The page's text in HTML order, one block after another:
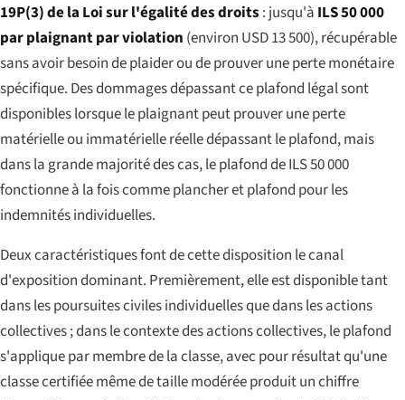
19P(3) de la Loi sur l'égalité des droits : jusqu'à ILS 50 000
par plaignant par violation (environ USD 13 500), récupérable
sans avoir besoin de plaider ou de prouver une perte monétaire
spécifique. Des dommages dépassant ce plafond légal sont
disponibles lorsque le plaignant peut prouver une perte
matérielle ou immatérielle réelle dépassant le plafond, mais
dans la grande majorité des cas, le plafond de ILS 50 000
fonctionne à la fois comme plancher et plafond pour les
indemnités individuelles.
Deux caractéristiques font de cette disposition le canal
d'exposition dominant. Premièrement, elle est disponible tant
dans les poursuites civiles individuelles que dans les actions
collectives ; dans le contexte des actions collectives, le plafond
s'applique par membre de la classe, avec pour résultat qu'une
classe certifiée même de taille modérée produit un chiffre